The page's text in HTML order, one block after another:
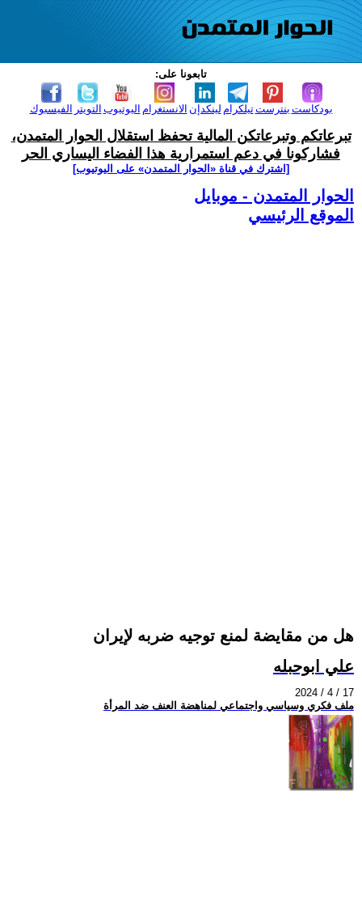
تابعونا على:
الفيسبوك التويتر اليوتيوب الانستغرام لينكدإن تيلكرامبنترست بودكاست
تبرعاتكم وتبرعاتكن المالية تحفظ استقلال الحوار المتمدن،
فشاركونا في دعم استمرارية هذا الفضاء اليساري الحر
[اشترك في قناة ‫«الحوار المتمدن» على اليوتيوب]
الحوار المتمدن - موبايل
الموقع الرئيسي
هل من مقايضة لمنع توجيه ضربه لإيران
علي ابوحبله
2024 / 4 / 17
ملف فكري وسياسي واجتماعي لمناهضة العنف ضد المرأة